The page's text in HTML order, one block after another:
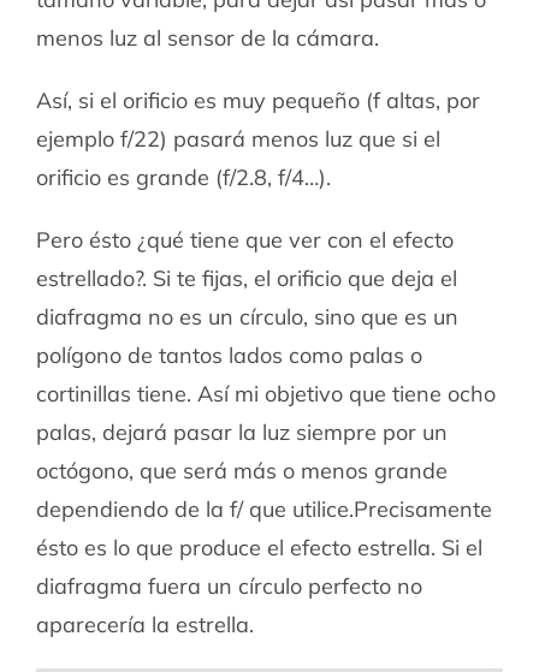
menos luz al sensor de la cámara.
Así, si el orificio es muy pequeño (f altas, por
ejemplo f/22) pasará menos luz que si el
orificio es grande (f/2.8, f/4…).
Pero ésto ¿qué tiene que ver con el efecto
estrellado?. Si te fijas, el orificio que deja el
diafragma no es un círculo, sino que es un
polígono de tantos lados como palas o
cortinillas tiene. Así mi objetivo que tiene ocho
palas, dejará pasar la luz siempre por un
octógono, que será más o menos grande
dependiendo de la f/ que utilice.Precisamente
ésto es lo que produce el efecto estrella. Si el
diafragma fuera un círculo perfecto no
aparecería la estrella.